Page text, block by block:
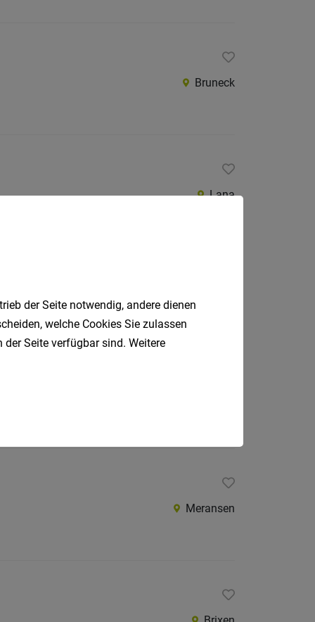
Bruneck
Lana
Kastelbell-Tschars
Meransen
der Seite notwendig, andere dienen
welche Cookies Sie zulassen
Seite verfügbar sind. Weitere